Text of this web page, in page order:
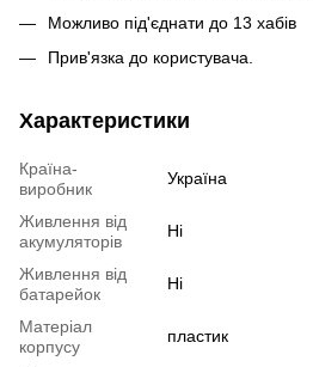
Можливо під'єднати до 13 хабів
Прив'язка до користувача.
Характеристики
Країна-
виробник
Україна
Живлення від
акумуляторів
Ні
Живлення від
батарейок
Ні
Матеріал
корпусу
пластик